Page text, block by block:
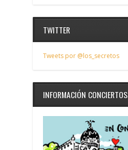
TWITTER
Tweets por @los_secretos
INFORMACIÓN CONCIERTOS